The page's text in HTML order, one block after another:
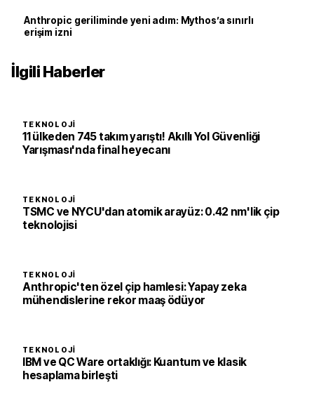
Anthropic geriliminde yeni adım: Mythos’a sınırlı
erişim izni
İlgili Haberler
TEKNOLOJI
11 ülkeden 745 takım yarıştı! Akıllı Yol Güvenliği
Yarışması'nda final heyecanı
TEKNOLOJI
TSMC ve NYCU'dan atomik arayüz: 0.42 nm'lik çip
teknolojisi
TEKNOLOJI
Anthropic'ten özel çip hamlesi: Yapay zeka
mühendislerine rekor maaş ödüyor
TEKNOLOJI
IBM ve QC Ware ortaklığı: Kuantum ve klasik
hesaplama birleşti